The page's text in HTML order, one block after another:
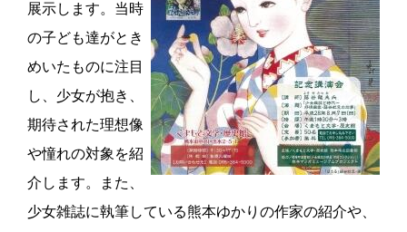
展示します。当時
の子ども達がとき
めいたものに注目
し、少女が抱き、
期待された理想像
や憧れの対象を紹
介します。また、
少女雑誌に執筆している熊本ゆかりの作家の紹介や、